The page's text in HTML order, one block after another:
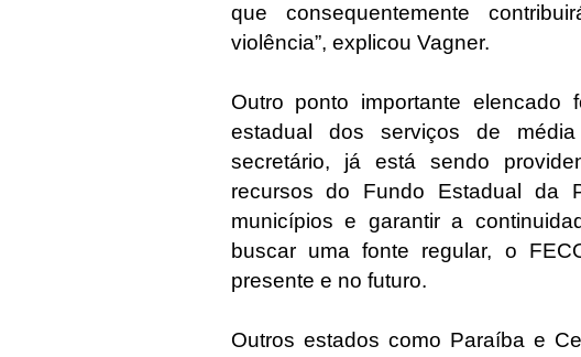
que consequentemente
violência”, explicou Vagner.
Outro ponto importante elencado
estadual dos serviços de
secretário, já está sendo
recursos do Fundo Estadual da
municípios e garantir a
buscar uma fonte regular, o
presente e no futuro.
Outros estados como Paraíba e